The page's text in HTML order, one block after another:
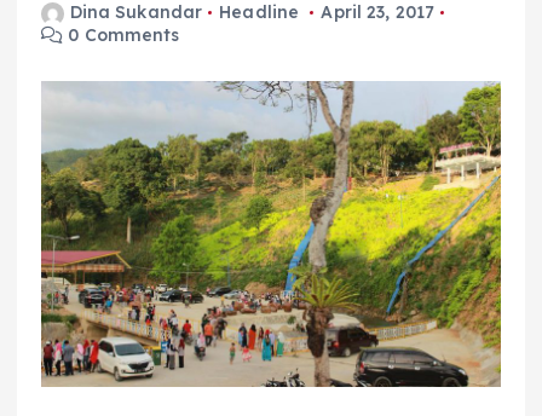
Dina Sukandar Headline
April 23, 2017
0 Comments